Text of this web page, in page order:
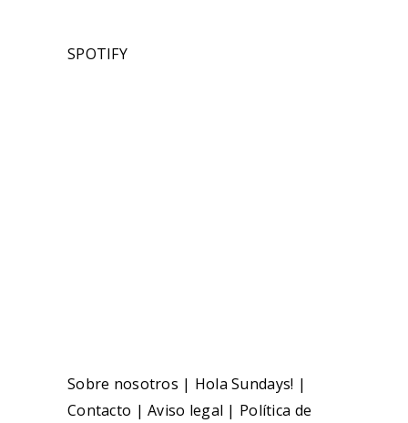
SPOTIFY
Sobre nosotros | Hola Sundays! |
Contacto |Aviso legal | Política de